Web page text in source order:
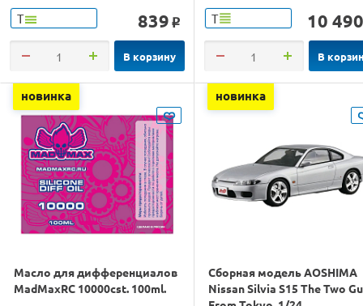
Т 839 o
В корзину
Т 10 490
В
новинка
Масло для дифференциалов
MadMaxRC 10000cst. 100ml.
новинка
Сборная модель AOSHIMA
Nissan Silvia S15 The Two